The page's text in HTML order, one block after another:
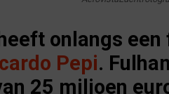
onlangs
Pepi.
25 miljoen